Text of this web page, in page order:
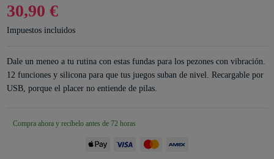
30,90 €
Impuestos incluidos
Dale un meneo a tu rutina con estas fundas para los pezones con vibración.
12 funciones y silicona para que tus juegos suban de nivel. Recargable por
USB, porque el placer no entiende de pilas.
Compra ahora y recíbelo antes de 72 horas